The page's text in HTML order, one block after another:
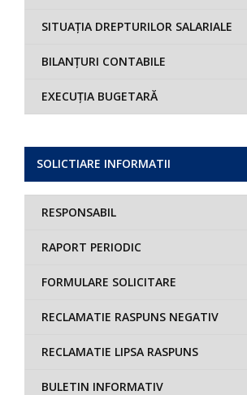
SITUAȚIA DREPTURILOR SALARIALE
BILANȚURI CONTABILE
EXECUȚIA BUGETARĂ
SOLICTIARE INFORMATII
RESPONSABIL
RAPORT PERIODIC
FORMULARE SOLICITARE
RECLAMATIE RASPUNS NEGATIV
RECLAMATIE LIPSA RASPUNS
BULETIN INFORMATIV